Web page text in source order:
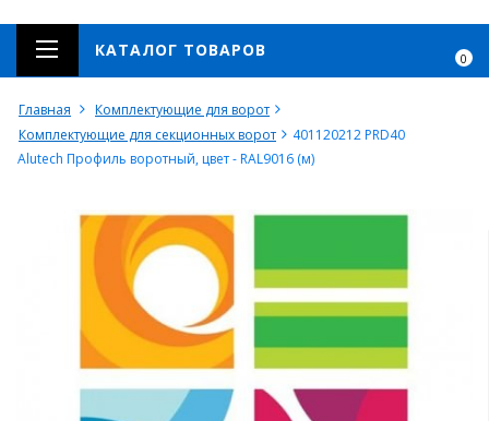
0
КАТАЛОГ ТОВАРОВ
Главная
Комплектующие для ворот
Комплектующие для секционных ворот
401120212 PRD40
Alutech Профиль воротный, цвет - RAL9016 (м)